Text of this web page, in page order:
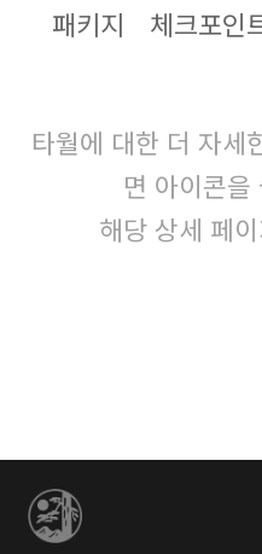
패키지 체크포인
타월에 대한 더 자세
면 아이콘을
해당 상세 페